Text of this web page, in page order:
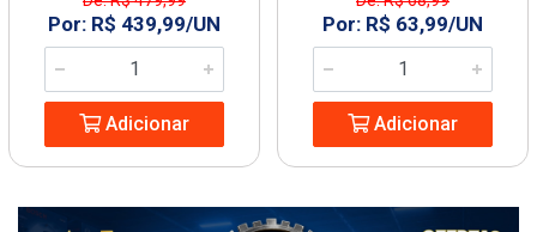
Por: R$ 439,99/UN
Adicionar
Por: R$ 63,99/UN
Adicionar